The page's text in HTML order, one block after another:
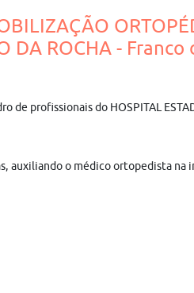
DA ROCHA - Franco
de profissionais do HOSPITAL
auxiliando o médico ortopedista